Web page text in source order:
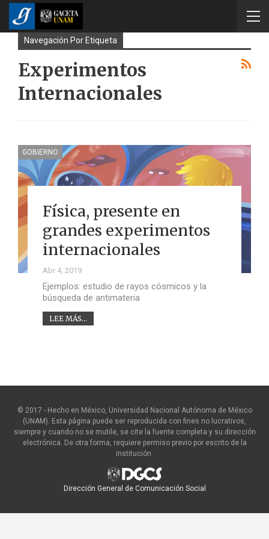
Navegación Por Etiqueta
Experimentos
Internacionales
GOBIERNO
Física, presente en
grandes experimentos
internacionales
Abr 4, 2019
Ejemplos: estudio de rayos cósmicos y la
búsqueda de antimateria
LEE MÁS...
© 2017 - Hecho en México, Universidad Nacional Autónoma de México
(UNAM). Esta página puede ser reproducida con fines no lucrativos,
siempre y cuando no se mutile, se cite la fuente completa y su dirección
electrónica. De otra forma, requiere permiso previo por escrito de la
institución.
Dirección General de Comunicación Social